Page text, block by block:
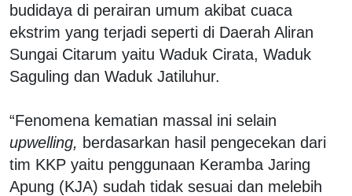
budidaya di perairan umum akibat cuaca
ekstrim yang terjadi seperti di Daerah Aliran
Sungai Citarum yaitu Waduk Cirata, Waduk
Saguling dan Waduk Jatiluhur.
“Fenomena kematian massal ini selain
upwelling, berdasarkan hasil pengecekan dari
tim KKP yaitu penggunaan Keramba Jaring
Apung (KJA) sudah tidak sesuai dan melebih